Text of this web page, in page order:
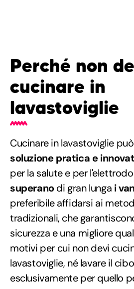
Perché non
cucinare in
lavastoviglie
Cucinare in lavastoviglie
soluzione pratica e
per la salute e per
superanodi gran lunga i
preferibile affidarsi ai
tradizionali, che
sicurezza e una migliore
motivi per cui non devi
lavastoviglie, né lavare il
esclusivamente per quello